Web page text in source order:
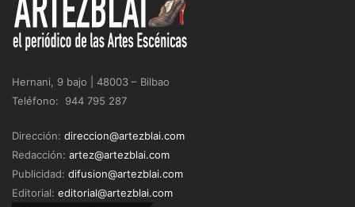
Hernani, 9 bajo | 48003 – Bilbao
Teléfono: 944 795 287
Dirección: direccion@artezblai.com
Redacción: artez@artezblai.com
Publicidad: difusion@artezblai.com
Editorial: editorial@artezblai.com